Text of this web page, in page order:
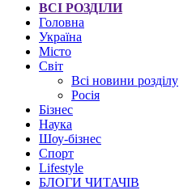
ВСІ РОЗДІЛИ
Головна
Україна
Місто
Світ
Всі новини розділу
Росія
Бізнес
Наука
Шоу-бізнес
Спорт
Lifestyle
БЛОГИ ЧИТАЧІВ